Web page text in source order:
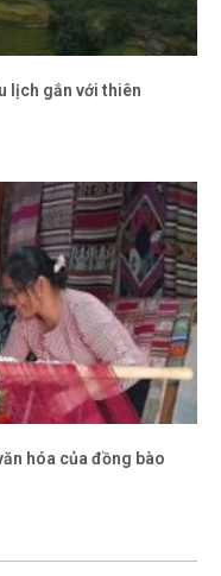
lịch gắn với thiên
hóa của đồng bào